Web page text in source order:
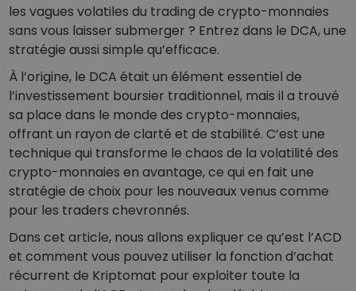
Achat récurrent
Investissements réguliers (DCA)
Alertes de prix
Mise à jour en temps réel du prix de vos jetons préférés
Explorer les actifs
Découvrir les opportunités d'investissement
Portefeuille données analytiques
Des informations pertinentes pour des performances optimales
les vagues volatiles du trading de crypto-monnaies
sans vous laisser submerger ? Entrez dans le DCA, une
stratégie aussi simple qu’efficace.
À l’origine, le DCA était un élément essentiel de
l’investissement boursier traditionnel, mais il a trouvé
sa place dans le monde des crypto-monnaies,
offrant un rayon de clarté et de stabilité. C’est une
technique qui transforme le chaos de la volatilité des
crypto-monnaies en avantage, ce qui en fait une
stratégie de choix pour les nouveaux venus comme
pour les traders chevronnés.
Dans cet article, nous allons expliquer ce qu’est l’ACD
et comment vous pouvez utiliser la fonction d’achat
récurrent de Kriptomat pour exploiter toute la